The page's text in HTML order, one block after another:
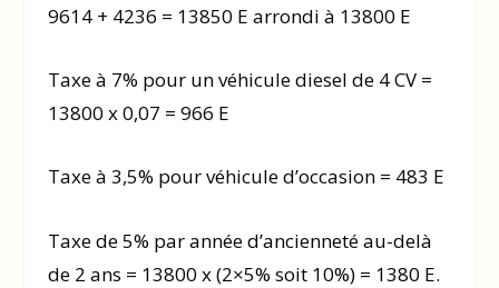
9614 + 4236 = 13850 E arrondi à 13800 E
Taxe à 7% pour un véhicule diesel de 4 CV =
13800 x 0,07 = 966 E
Taxe à 3,5% pour véhicule d’occasion = 483 E
Taxe de 5% par année d’ancienneté au-delà
de 2 ans = 13800 x (2×5% soit 10%) = 1380 E.